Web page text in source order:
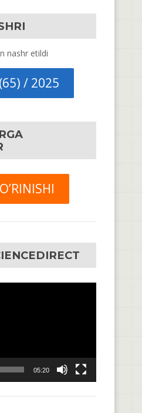
nashr etildi
/ 2025
05:20